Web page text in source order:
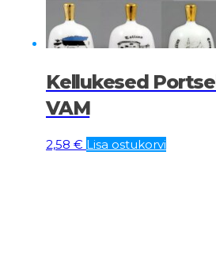
Kellukesed
VAM
2,58 € Lisa ostukorvi